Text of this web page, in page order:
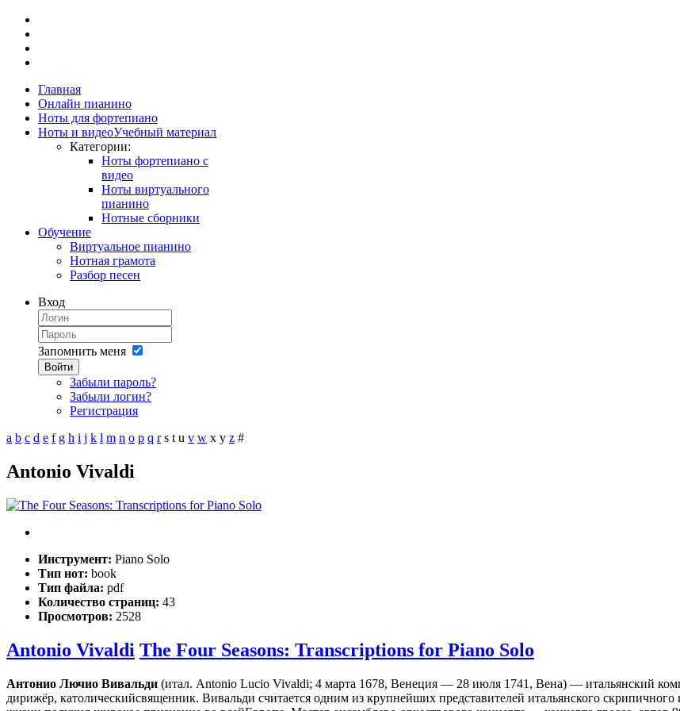
Главная
Онлайн пианино
Ноты для фортепиано
Ноты и видеоУчебный материал
Категории:
Ноты фортепиано с
видео
Ноты виртуального
пианино
Нотные сборники
Обучение
Виртуальное пианино
Нотная грамота
Разбор песен
Вход
Запомнить меня
Войти
Забыли пароль?
Забыли логин?
Регистрация
a b c d e f g h i j k l m n o p q r s t u v w x y z #
Antonio Vivaldi
Инструмент: Piano Solo
Тип нот: book
Тип файла: pdf
Количество страниц: 43
Просмотров: 2528
Antonio Vivaldi The Four Seasons: Transcriptions for Piano Solo
Антонио Лючио Вивальди (итал. Antonio Lucio Vivaldi; 4 марта 1678, Венеция — 28 июля 1741, Вена) — итальянский
дирижёр, католическийсвященник. Вивальди считается одним из крупнейших представителей итальянского